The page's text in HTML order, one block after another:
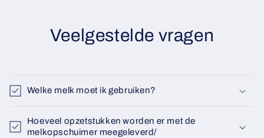
Veelgestelde vragen
Welke melk moet ik gebruiken?
Hoeveel opzetstukken worden er met de
melkopschuimer meegeleverd/